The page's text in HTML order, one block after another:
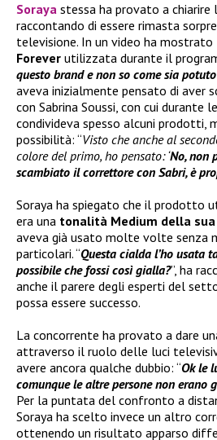
Soraya stessa ha provato a chiarire
raccontando di essere rimasta
televisione. In un video ha mostrato
Forever utilizzata durante il
questo brand e non so come sia
aveva inizialmente pensato di aver
con Sabrina Soussi, con cui durante
condivideva spesso alcuni prodotti,
possibilità: “Visto che anche al
colore del primo, ho pensato: ‘No, non
scambiato il correttore con Sabri, è
Soraya ha spiegato che il prodotto
era una tonalità Medium della
aveva già usato molte volte senza
particolari. “Questa cialda l’ho usata
possibile che fossi così gialla?”, ha
anche il parere degli esperti del
possa essere successo.
La concorrente ha provato a dare
attraverso il ruolo delle luci
avere ancora qualche dubbio: “Ok le
comunque le altre persone non erano
Per la puntata del confronto a
Soraya ha scelto invece un altro
ottenendo un risultato apparso